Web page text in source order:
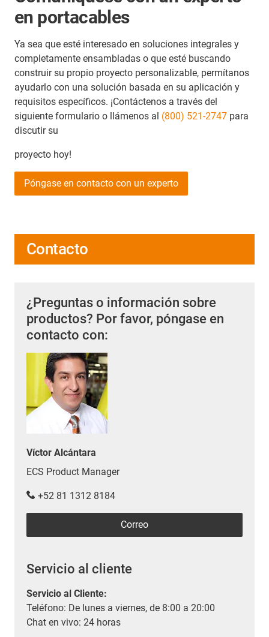
en portacables
Ya sea que esté interesado en soluciones integrales y
completamente ensambladas o que esté buscando
construir su propio proyecto personalizable, permítanos
ayudarlo con una solución basada en su aplicación y
requisitos específicos. ¡Contáctenos a través del
siguiente formulario o llámenos al (800) 521-2747 para
discutir su
proyecto hoy!
Póngase en contacto con un experto
Contacto
¿Preguntas o información sobre
productos? Por favor, póngase en
contacto con:
Víctor Alcántara
ECS Product Manager
+52 81 1312 8184
Correo
Servicio al cliente
Servicio al Cliente:
Teléfono: De lunes a viernes, de 8:00 a 20:00
Chat en vivo: 24 horas